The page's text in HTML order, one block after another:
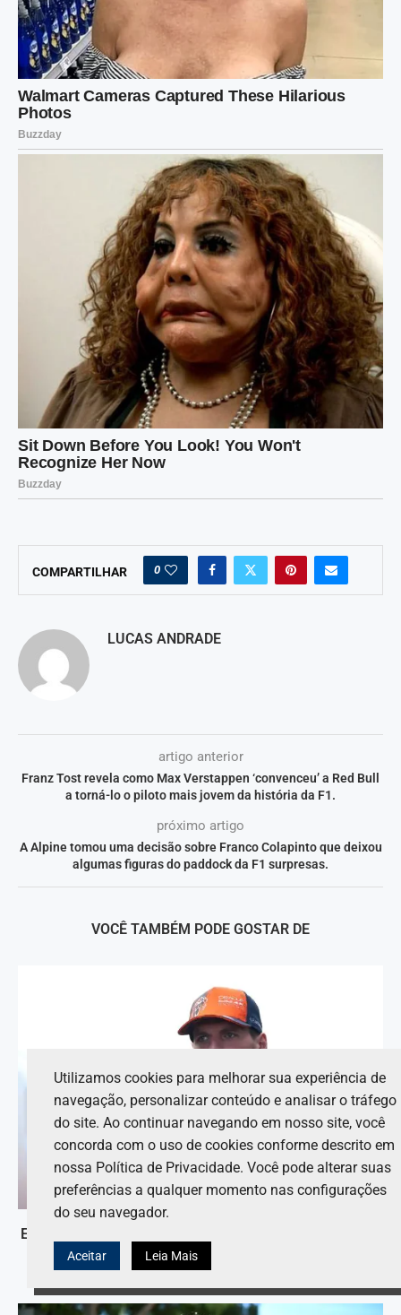
COMPARTILHAR 0
LUCAS ANDRADE
artigo anterior
Franz Tost revela como Max Verstappen ‘convenceu’ a Red Bull
a torná-lo o piloto mais jovem da história da F1.
próximo artigo
A Alpine tomou uma decisão sobre Franco Colapinto que deixou
algumas figuras do paddock da F1 surpresas.
VOCÊ TAMBÉM PODE GOSTAR DE
Ex-piloto solicita maior apoio de Verstappen em relação
à Red Bull.
Utilizamos cookies para melhorar sua experiência de
navegação, personalizar conteúdo e analisar o tráfego
do site. Ao continuar navegando em nosso site, você
concorda com o uso de cookies conforme descrito em
nossa Política de Privacidade. Você pode alterar suas
preferências a qualquer momento nas configurações
do seu navegador.
Aceitar Leia Mais